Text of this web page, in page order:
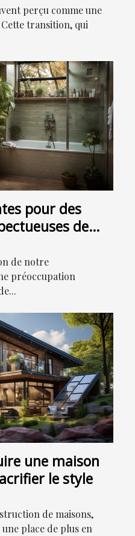
perçu comme une
transition, qui
pour des
de
de notre
préoccupation
une maison
le style
de maisons,
place de plus en